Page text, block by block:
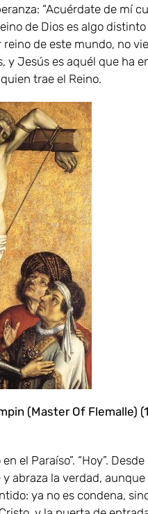
“Acuérdate de mí
de Dios es algo
de este mundo, no
y Jesús es aquél que ha
trae el Reino.
(Master Of Flemalle)
el Paraíso”. “Hoy”. Desde
abraza la verdad,
ya no es condena,